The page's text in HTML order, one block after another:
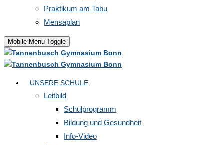
Praktikum am Tabu
Mensaplan
Mobile Menu Toggle
UNSERE SCHULE
Leitbild
Schulprogramm
Bildung und Gesundheit
Info-Video